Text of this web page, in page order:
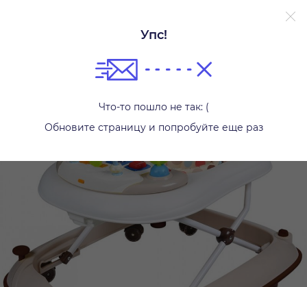
Упс!
Что-то пошло не так: (
Обновите страницу и попробуйте еще раз